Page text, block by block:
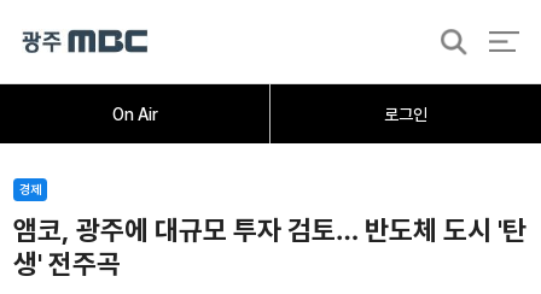
On Air 로그인
검
오늘의뉴스뉴스데스크 취재가시작되자
경제
앰코, 광주에 대규모 투자 검토… 반도체 도시 '탄
생' 전주곡